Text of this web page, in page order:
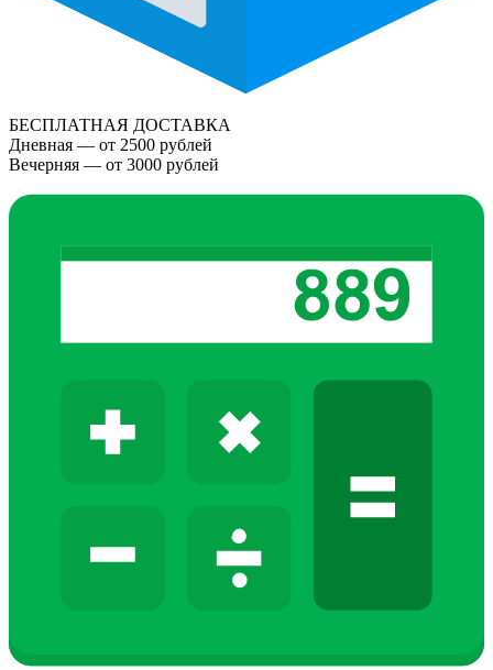
БЕСПЛАТНАЯ ДОСТАВКА
Дневная — от 2500 рублей
Вечерняя — от 3000 рублей